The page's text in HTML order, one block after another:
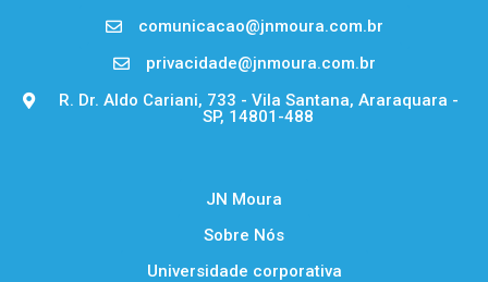
comunicacao@jnmoura.com.br
privacidade@jnmoura.com.br
R. Dr. Aldo Cariani, 733 - Vila Santana, Araraquara -
SP, 14801-488
JN Moura
Sobre Nós
Universidade corporativa